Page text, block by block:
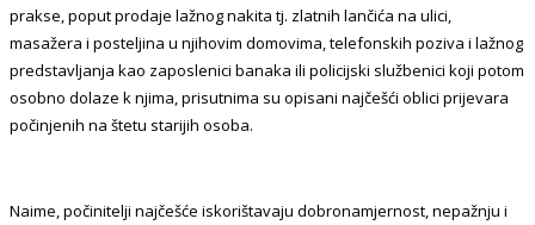
prakse, poput prodaje lažnog nakita tj. zlatnih lančića na ulici,
masažera i posteljina u njihovim domovima, telefonskih poziva i lažnog
predstavljanja kao zaposlenici banaka ili policijski službenici koji potom
osobno dolaze k njima, prisutnima su opisani najčešći oblici prijevara
počinjenih na štetu starijih osoba.
Naime, počinitelji najčešće iskorištavaju dobronamjernost, nepažnju i